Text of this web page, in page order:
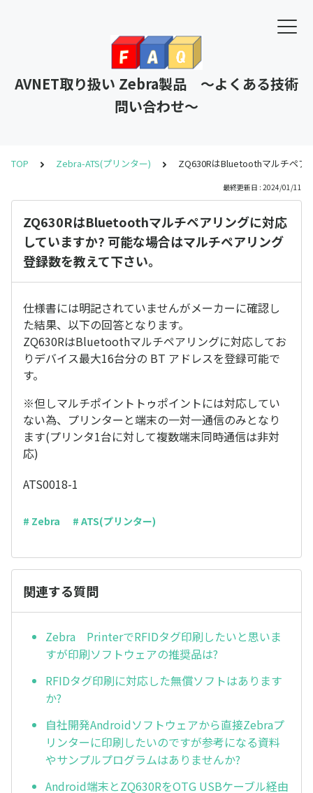
AVNET取り扱い Zebra製品 ～よくある技術
問い合わせ～
TOP Zebra-ATS(プリンター) ZQ630RはBluetoothマルチペア
最終更新日 : 2024/01/11
ZQ630RはBluetoothマルチペアリングに対応
していますか? 可能な場合はマルチペアリング
登録数を教えて下さい。
仕様書には明記されていませんがメーカーに確認し
た結果、以下の回答となります。
ZQ630RはBluetoothマルチペアリングに対応してお
りデバイス最大16台分の BT アドレスを登録可能で
す。
※但しマルチポイントトゥポイントには対応してい
ない為、プリンターと端末の一対一通信のみとなり
ます(プリンタ1台に対して複数端末同時通信は非対
応)
ATS0018-1
# Zebra # ATS(プリンター)
関連する質問
Zebra PrinterでRFIDタグ印刷したいと思いま
すが印刷ソフトウェアの推奨品は?
RFIDタグ印刷に対応した無償ソフトはあります
か?
自社開発Androidソフトウェアから直接Zebraプ
リンターに印刷したいのですが参考になる資料
やサンプルプログラムはありませんか?
Android端末とZQ630RをOTG USBケーブル経由